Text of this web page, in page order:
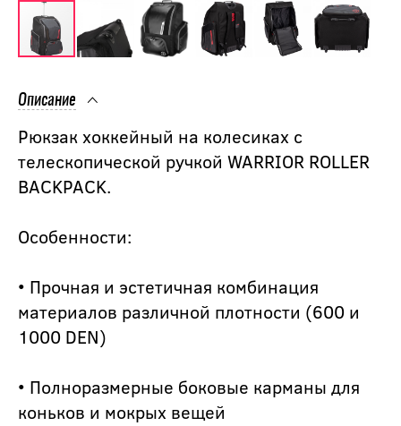
Описание
Рюкзак хоккейный на колесиках с
телескопической ручкой WARRIOR ROLLER
BACKPACK.
Особенности:
• Прочная и эстетичная комбинация
материалов различной плотности (600 и
1000 DEN)
• Полноразмерные боковые карманы для
коньков и мокрых вещей